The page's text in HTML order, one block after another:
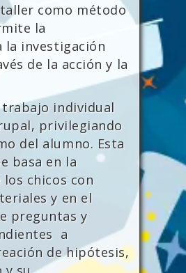
como método
la
la investigación
de la acción y la
trabajo individual
privilegiando
del alumno. Esta
basa en la
chicos con
y en el
preguntas y
a
de hipótesis,